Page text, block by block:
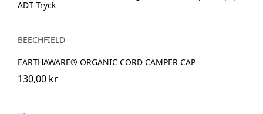
BEECHFIELD
EARTHAWARE® ORGANIC CORD CAMPER CAP
130,00 kr